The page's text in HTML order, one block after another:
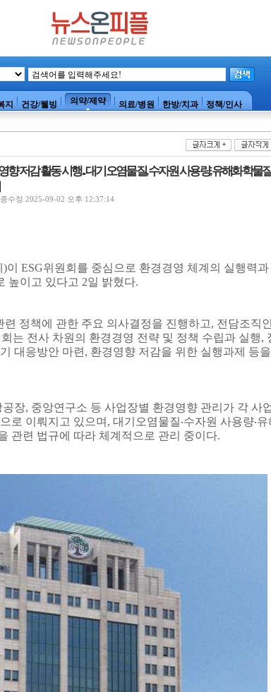
지 건강/웰빙 의약/제약 의료/병원 한방/치과 정책/인사
향 저감 활동 시행... 대기오염물질, 수자원 사용량, 유해화학물
수정 2025-09-02 오후 12:37:14
)이 ESG위원회를 중심으로 환경경영 체계의 실행력과
높이고 있다고 2일 밝혔다.
련 정책에 관한 주요 의사결정을 진행하고, 전담조직인
는 전사 차원의 환경경영 전략 및 정책 수립과 실행,
대응방안 마련 , 환경영향 저감을 위한 실행과제 등을
공장, 중앙연구소 등 사업장별 환경영향 관리가 각 사
로 이뤄지고 있으며 , 대기오염물질‧수자원 사용량‧유
관련 법규에 따라 체계적으로 관리 중이다.